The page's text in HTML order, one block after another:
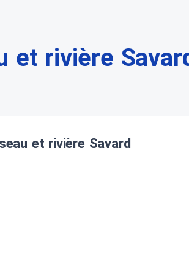
et rivière
et rivière Savard